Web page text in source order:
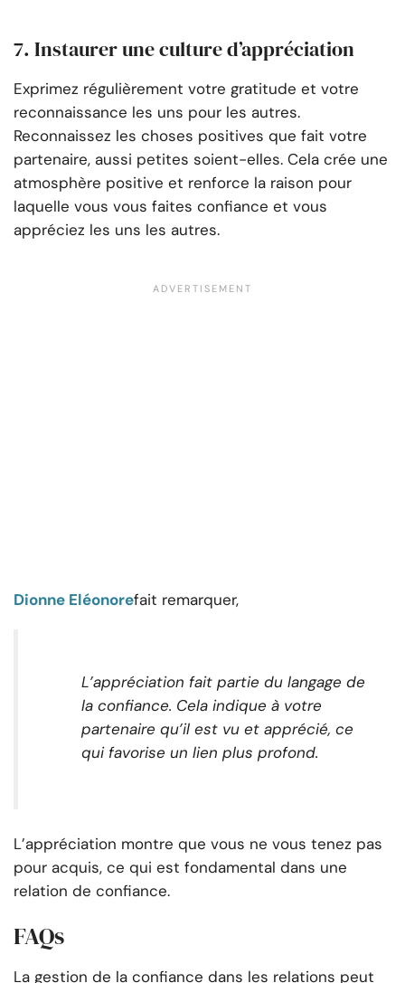
7. Instaurer une culture d’appréciation
Exprimez régulièrement votre gratitude et votre
reconnaissance les uns pour les autres.
Reconnaissez les choses positives que fait votre
partenaire, aussi petites soient-elles. Cela crée une
atmosphère positive et renforce la raison pour
laquelle vous vous faites confiance et vous
appréciez les uns les autres.
Dionne Eléonorefait remarquer,
L’appréciation fait partie du langage de
la confiance. Cela indique à votre
partenaire qu’il est vu et apprécié, ce
qui favorise un lien plus profond.
L’appréciation montre que vous ne vous tenez pas
pour acquis, ce qui est fondamental dans une
relation de confiance.
FAQs
La gestion de la confiance dans les relations peut